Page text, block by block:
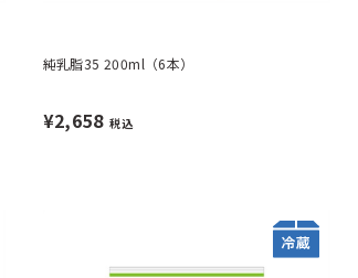
純乳脂35 200ml（6本）
¥2,658 税込